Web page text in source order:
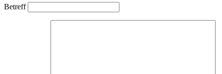
Betreff